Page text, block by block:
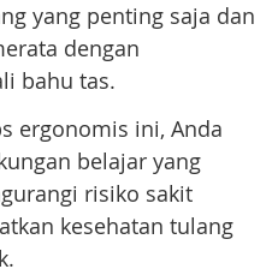
yang penting saja dan
dengan
bahu tas.
ergonomis ini, Anda
belajar yang
risiko sakit
kesehatan tulang